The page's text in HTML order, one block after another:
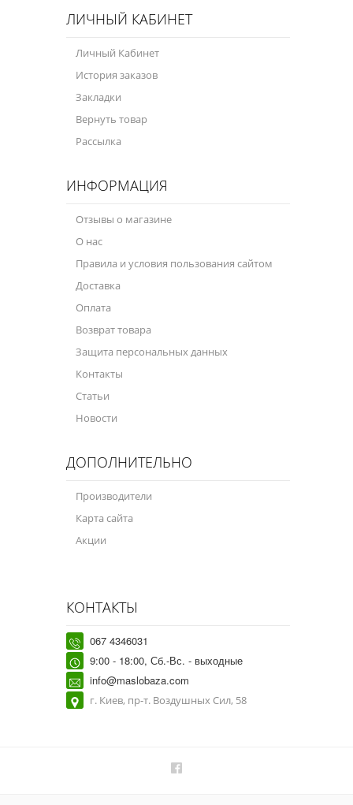
ЛИЧНЫЙ КАБИНЕТ
Личный Кабинет
История заказов
Закладки
Вернуть товар
Рассылка
ИНФОРМАЦИЯ
Отзывы о магазине
О нас
Правила и условия пользования сайтом
Доставка
Оплата
Возврат товара
Защита персональных данных
Контакты
Статьи
Новости
ДОПОЛНИТЕЛЬНО
Производители
Карта сайта
Акции
КОНТАКТЫ
067 4346031
9:00 - 18:00, Сб.-Вс. - выходные
info@maslobaza.com
г. Киев, пр-т. Воздушных Сил, 58